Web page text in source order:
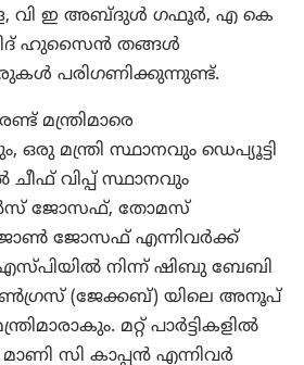
വി ഇ അബ്ദുൾ ഗഫൂർ, എ കെ
ഹുസൈൻ തങ്ങൾ
പരിഗണിക്കുന്നുണ്ട്.
മന്ത്രിമാരെ
ഒരു മന്ത്രി സ്ഥാനവും ഡെപ്യൂട്ടി
ചീഫ് വിപ്പ് സ്ഥാനവും
ജോസഫ്, തോമസ്
ജോൺ ജോസഫ് എന്നിവർക്ക്
നിന്ന് ഷിബു ബേബി
(ജേക്കബ്) യിലെ അനൂപ്
മറ്റ് പാർട്ടികളിൽ
സി കാപ്പൻ എന്നിവർ